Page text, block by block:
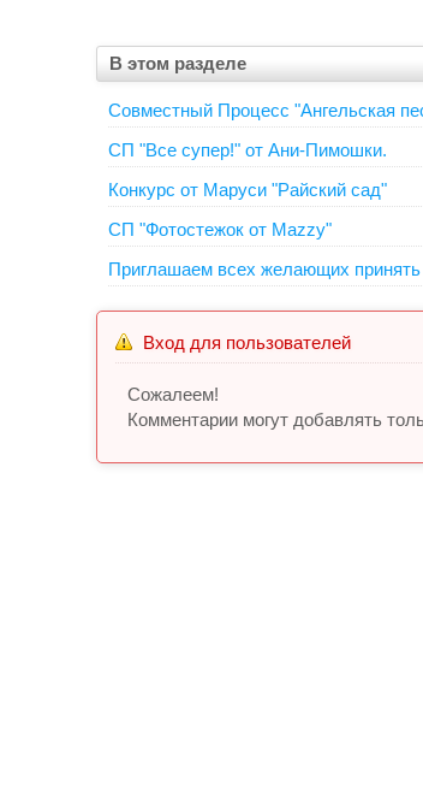
В этом разделе
Совместный Процесс "Ангельская
СП "Все супер!" от Ани-Пимошки.
Конкурс от Маруси "Райский сад"
СП "Фотостежок от Mazzy"
Приглашаем всех желающих
Вход для пользователей
Сожалеем!
Комментарии могут добавлять